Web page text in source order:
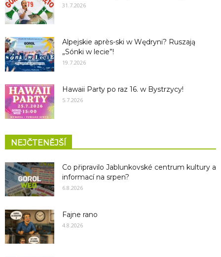
31.7.2026
Alpejskie après-ski w Wędryni? Ruszają
„Sónki w lecie”!
19.7.2026
Hawaii Party po raz 16. w Bystrzycy!
5.7.2026
NEJČTENĚJŠÍ
Co připravilo Jablunkovské centrum kultury a
informací na srpen?
6.8.2026
Fajne rano
4.8.2026